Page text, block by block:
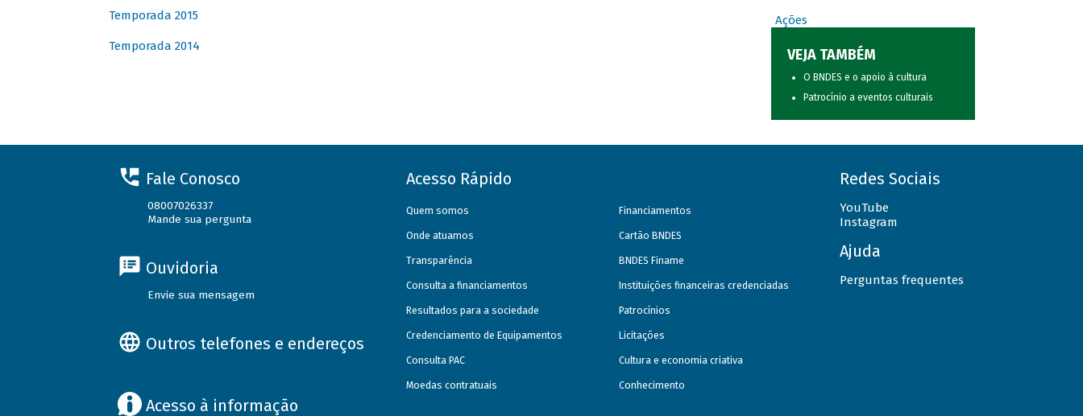
Temporada 2015
Temporada 2014
Ações
VEJA TAMBÉM
O BNDES e o apoio à cultura
Patrocínio a eventos culturais
Fale Conosco
08007026337
Mande sua pergunta
Ouvidoria
Envie sua mensagem
Outros telefones e endereços
Acesso à informação
Acesso Rápido
Quem somos
Onde atuamos
Transparência
Consulta a financiamentos
Resultados para a sociedade
Credenciamento de Equipamentos
Consulta PAC
Moedas contratuais
Financiamentos
Cartão BNDES
BNDES Finame
Instituições financeiras credenciadas
Patrocínios
Licitações
Cultura e economia criativa
Conhecimento
Redes Sociais
YouTube
Instagram
Ajuda
Perguntas frequentes